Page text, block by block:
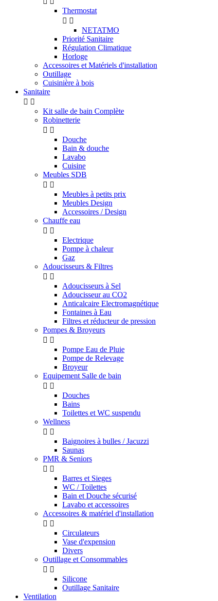
Thermostat
 
NETATMO
Priorité Sanitaire
Régulation Climatique
Horloge
Accessoires et Matériels d'installation
Outillage
Cuisinière à bois
Sanitaire
 
Kit salle de bain Complète
Robinetterie
 
Douche
Bain & douche
Lavabo
Cuisine
Meubles SDB
 
Meubles à petits prix
Meubles Design
Accessoires / Design
Chauffe eau
 
Electrique
Pompe à chaleur
Gaz
Adoucisseurs & Filtres
 
Adoucisseurs à Sel
Adoucisseur au CO2
Anticalcaire Electromagnétique
Fontaines à Eau
Filtres et réducteur de pression
Pompes & Broyeurs
 
Pompe Eau de Pluie
Pompe de Relevage
Broyeur
Equipement Salle de bain
 
Douches
Bains
Toilettes et WC suspendu
Wellness
 
Baignoires à bulles / Jacuzzi
Saunas
PMR & Seniors
 
Barres et Sieges
WC / Toilettes
Bain et Douche sécurisé
Lavabo et accessoires
Accessoires & matériel d'installation
 
Circulateurs
Vase d'expension
Divers
Outillage et Consommables
 
Silicone
Outillage Sanitaire
Ventilation